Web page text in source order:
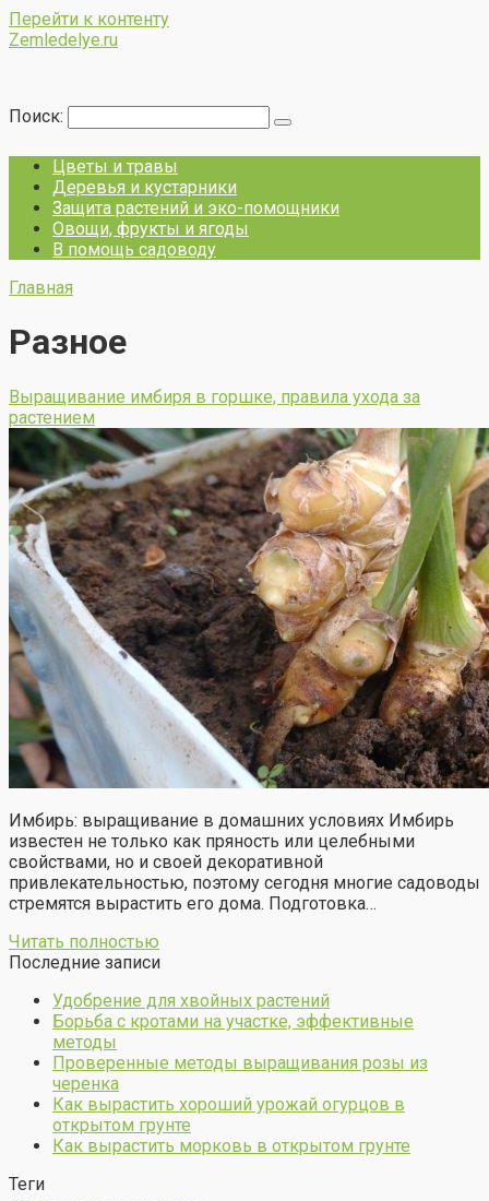
Перейти к контенту
Zemledelye.ru
Поиск:
Цветы и травы
Деревья и кустарники
Защита растений и эко-помощники
Овощи, фрукты и ягоды
В помощь садоводу
Главная
Разное
Выращивание имбиря в горшке, правила ухода за
растением
Имбирь: выращивание в домашних условиях Имбирь
известен не только как пряность или целебными
свойствами, но и своей декоративной
привлекательностью, поэтому сегодня многие садоводы
стремятся вырастить его дома. Подготовка…
Читать полностью
Последние записи
Удобрение для хвойных растений
Борьба с кротами на участке, эффективные
методы
Проверенные методы выращивания розы из
черенка
Как вырастить хороший урожай огурцов в
открытом грунте
Как вырастить морковь в открытом грунте
Теги